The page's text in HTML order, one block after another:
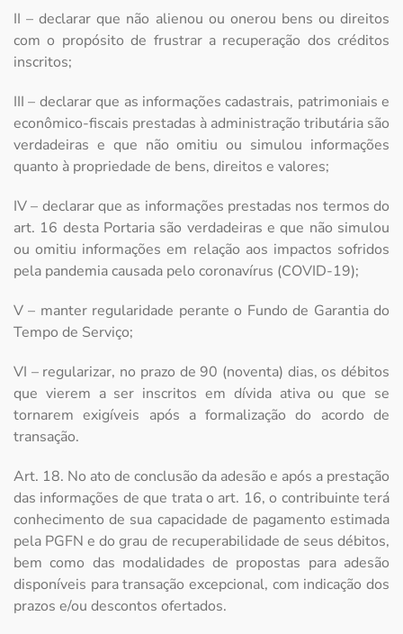
II – declarar que não alienou ou onerou bens ou direitos
com o propósito de frustrar a recuperação dos créditos
inscritos;
III – declarar que as informações cadastrais, patrimoniais e
econômico-fiscais prestadas à administração tributária são
verdadeiras e que não omitiu ou simulou informações
quanto à propriedade de bens, direitos e valores;
IV – declarar que as informações prestadas nos termos do
art. 16 desta Portaria são verdadeiras e que não simulou
ou omitiu informações em relação aos impactos sofridos
pela pandemia causada pelo coronavírus (COVID-19);
V – manter regularidade perante o Fundo de Garantia do
Tempo de Serviço;
VI – regularizar, no prazo de 90 (noventa) dias, os débitos
que vierem a ser inscritos em dívida ativa ou que se
tornarem exigíveis após a formalização do acordo de
transação.
Art. 18. No ato de conclusão da adesão e após a prestação
das informações de que trata o art. 16, o contribuinte terá
conhecimento de sua capacidade de pagamento estimada
pela PGFN e do grau de recuperabilidade de seus débitos,
bem como das modalidades de propostas para adesão
disponíveis para transação excepcional, com indicação dos
prazos e/ou descontos ofertados.